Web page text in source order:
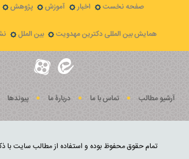
صفحه نخست اخبار آموزش پژوهش
همایش بین المللی دکترین مهدویت بین الملل
آرشیو مطالب تماس با ما دربارۀ ما پيوندها
تمام حقوق محفوظ بوده و استفاده از مطالب سایت با